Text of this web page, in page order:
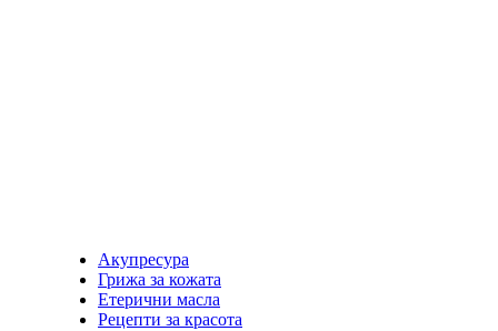
Акупресура
Грижа за кожата
Етерични масла
Рецепти за красота